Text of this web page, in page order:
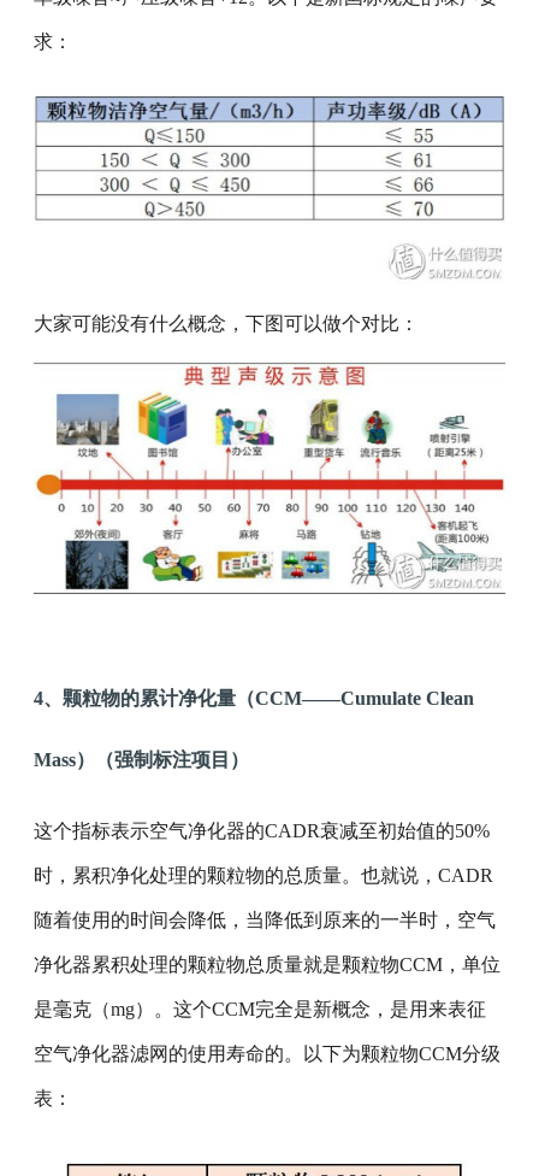
求：
大家可能没有什么概念，下图可以做个对比：
4、颗粒物的累计净化量（CCM——Cumulate Clean
Mass）（强制标注项目）
这个指标表示空气净化器的CADR衰减至初始值的50%
时，累积净化处理的颗粒物的总质量。也就说，CADR
随着使用的时间会降低，当降低到原来的一半时，空气
净化器累积处理的颗粒物总质量就是颗粒物CCM，单位
是毫克（mg）。这个CCM完全是新概念，是用来表征
空气净化器滤网的使用寿命的。以下为颗粒物CCM分级
表：